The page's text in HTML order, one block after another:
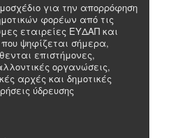
για την απορρόφηση
φορέων από τις
εταιρείες ΕΥΔΑΠ και
ψηφίζεται σήμερα,
επιστήμονες,
οργανώσεις,
αρχές και δημοτικές
ύδρευσης